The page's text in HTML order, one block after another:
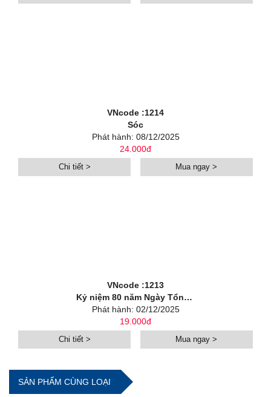
VNcode :1214
Sóc
Phát hành: 08/12/2025
24.000đ
Chi tiết > Mua ngay >
VNcode :1213
Kỷ niệm 80 năm Ngày Tổng tuyển cử đầu tiên bầu Quốc hội Việt Nam (1946-2026)
Phát hành: 02/12/2025
19.000đ
Chi tiết > Mua ngay >
SẢN PHẨM CÙNG LOẠI